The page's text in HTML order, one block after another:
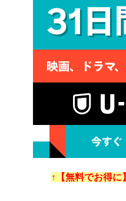
↑【無料でお得に